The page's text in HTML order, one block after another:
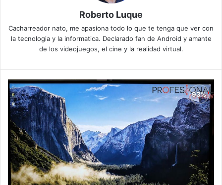
Roberto Luque
Cacharreador nato, me apasiona todo lo que te tenga que ver con
la tecnologia y la informatica. Declarado fan de Android y amante
de los videojuegos, el cine y la realidad virtual.